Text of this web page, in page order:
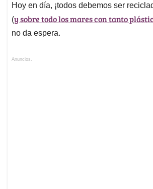
Hoy en día, ¡todos debemos ser
(y sobre todo los mares con tanto
no da espera.
Anuncios.